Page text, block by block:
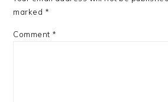
marked *
Comment *